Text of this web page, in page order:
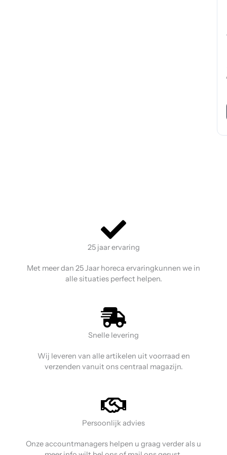
25 jaar ervaring
Met meer dan 25 Jaar horeca ervaringkunnen we in
alle situaties perfect helpen.
Snelle levering
Wij leveren van alle artikelen uit voorraad en
verzenden vanuit ons centraal magazijn.
Persoonlijk advies
Onze accountmanagers helpen u graag verder als u